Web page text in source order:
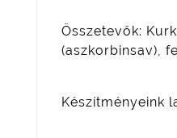
Összetevők:
(aszkorbinsav),
Készítményeink